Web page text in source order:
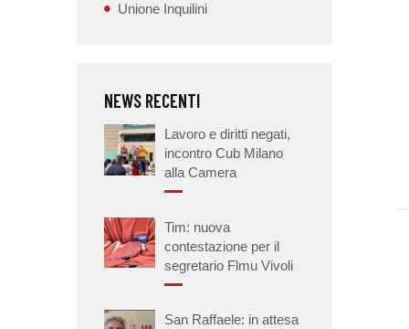
Unione Inquilini
NEWS RECENTI
Lavoro e diritti negati,
incontro Cub Milano
alla Camera
Tim: nuova
contestazione per il
segretario Flmu Vivoli
San Raffaele: in attesa